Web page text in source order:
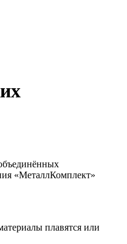
«МеталлКомплект»
плавятся или